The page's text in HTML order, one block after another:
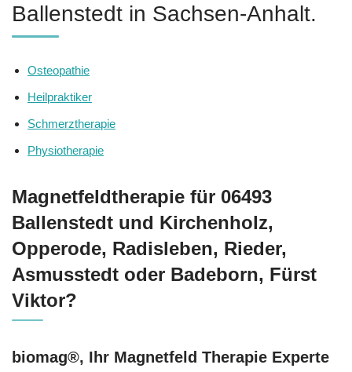
Ballenstedt in Sachsen-Anhalt.
Osteopathie
Heilpraktiker
Schmerztherapie
Physiotherapie
Magnetfeldtherapie für 06493
Ballenstedt und Kirchenholz,
Opperode, Radisleben, Rieder,
Asmusstedt oder Badeborn, Fürst
Viktor?
biomag®, Ihr Magnetfeld Therapie Experte